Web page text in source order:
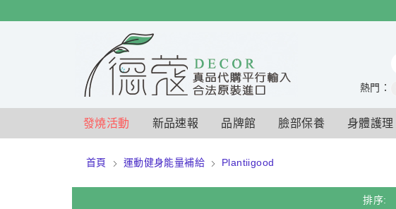
時 特賣
熱門：
發燒活動 新品速報 品牌館 臉部保養 身體護理
首頁 運動健身能量補給 Plantiigood
排序: